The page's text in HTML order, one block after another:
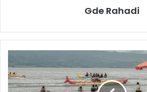
Gde Rahadi
u
r
u